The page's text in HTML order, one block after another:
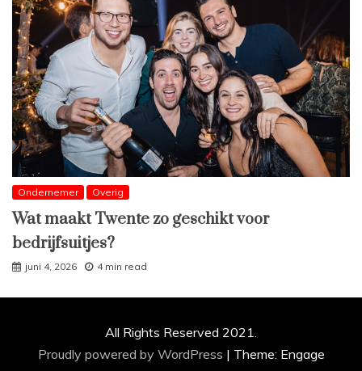
Ondernemer Overig
Wat maakt Twente zo geschikt voor
bedrijfsuitjes?
juni 4, 2026 4 min read
All Rights Reserved 2021.
Proudly powered by WordPress | Theme: Engage